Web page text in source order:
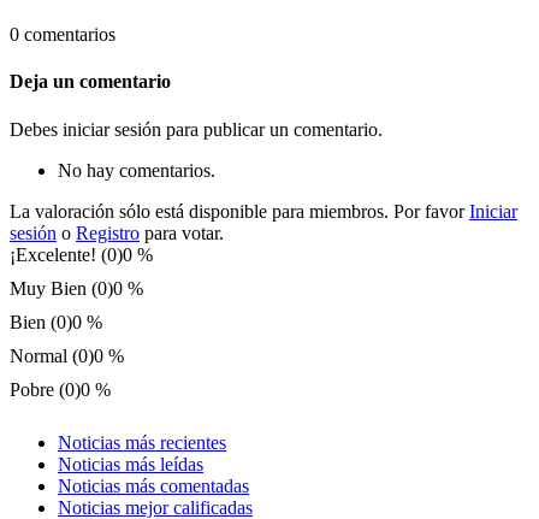
0 comentarios
Deja un comentario
Debes iniciar sesión para publicar un comentario.
No hay comentarios.
La valoración sólo está disponible para miembros. Por favorIniciar
sesión o Registro para votar.
¡Excelente! (0)0 %
Muy Bien (0)0 %
Bien (0)0 %
Normal (0)0 %
Pobre (0)0 %
Noticias más recientes
Noticias más leídas
Noticias más comentadas
Noticias mejor calificadas